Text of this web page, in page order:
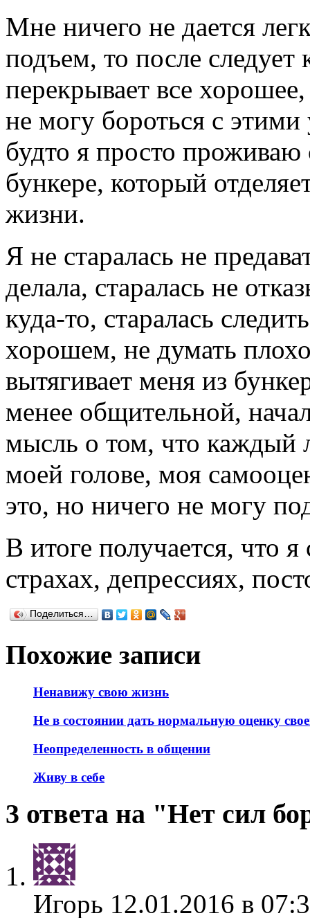
Мне ничего не дается
подъем, то после
перекрывает все
не могу бороться с
будто я просто
бункере, который
жизни.
Я не старалась не
делала, старалась не
куда-то, старалась
хорошем, не думать
вытягивает меня из
менее общительной,
мысль о том, что каждый
моей голове, моя
это, но ничего не могу
В итоге получается, что
страхах, депрессиях,
Поделиться…
Похожие записи
Ненавижу свою жизнь
Не в состоянии дать нормальную оценку
Неопределенность в общении
Живу в себе
3 ответа на "Нет сил
Игорь 12.01.2016 в